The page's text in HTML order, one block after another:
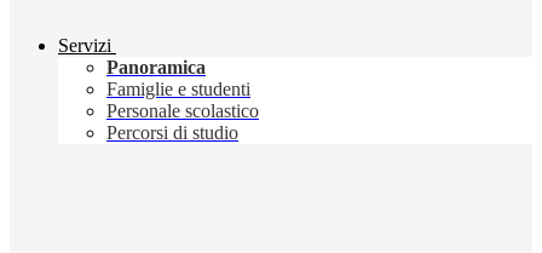
Servizi
Panoramica
Famiglie e studenti
Personale scolastico
Percorsi di studio